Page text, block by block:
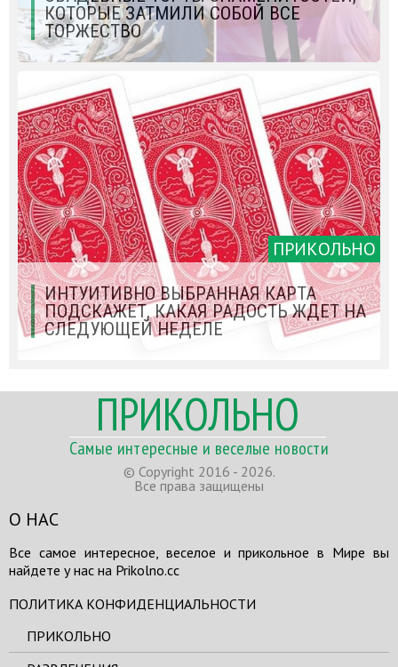
КОТОРЫЕ ЗАТМИЛИ СОБОЙ ВСЕ
ТОРЖЕСТВО
ПРИКОЛЬНО
ИНТУИТИВНО ВЫБРАННАЯ КАРТА
ПОДСКАЖЕТ, КАКАЯ РАДОСТЬ ЖДЕТ НА
СЛЕДУЮЩЕЙ НЕДЕЛЕ
ПРИКОЛЬНО
Самые интересные и веселые новости
© Copyright 2016 - 2026.
Все права защищены
О НАС
Все самое интересное, веселое и прикольное в Мире вы
найдете у нас на Prikolno.cc
ПОЛИТИКА КОНФИДЕНЦИАЛЬНОСТИ
ПРИКОЛЬНО